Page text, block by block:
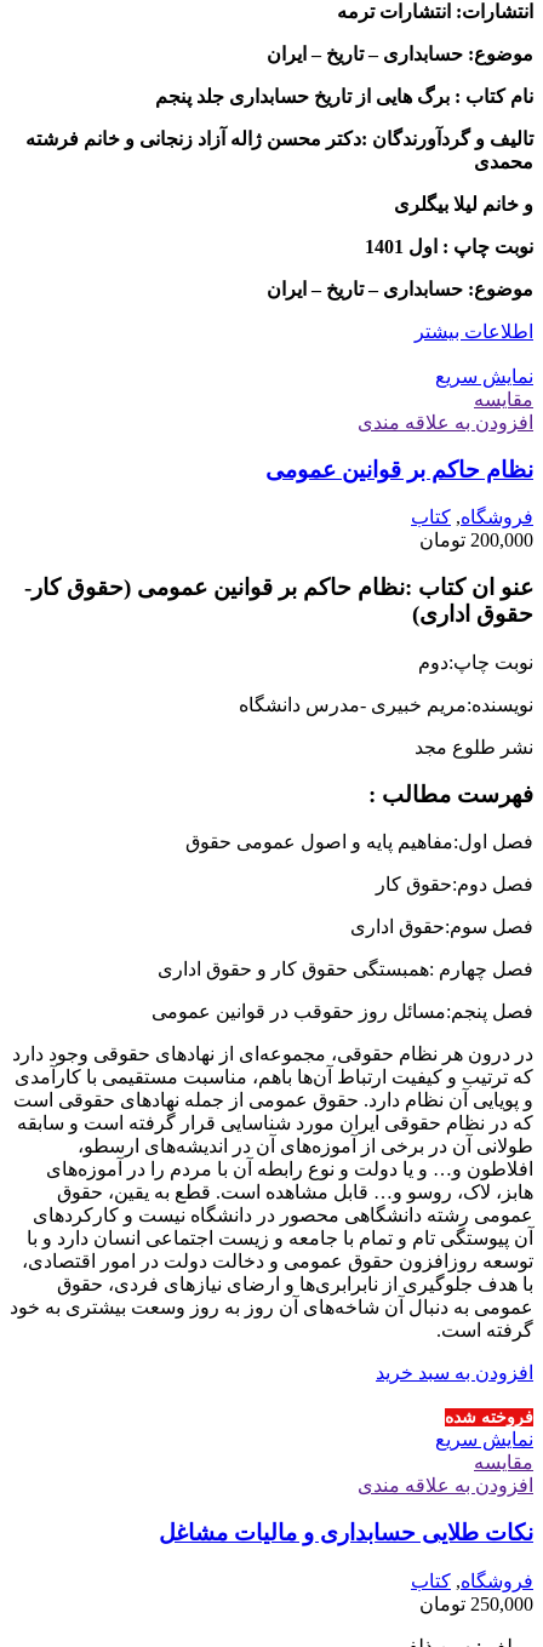
انتشارات: انتشارات ترمه
موضوع: حسابداری – تاریخ – ایران
نام کتاب : برگ هایی از تاریخ حسابداری جلد پنجم
تالیف و گردآورندگان :دکتر محسن ژاله آزاد زنجانی و خانم فرشته
محمدی
و خانم لیلا بیگلری
نوبت چاپ : اول 1401
موضوع: حسابداری – تاریخ – ایران
اطلاعات بیشتر
نمایش سریع
مقايسه
افزودن به علاقه مندی
نظام حاکم بر قوانین عمومی
فروشگاه, کتاب
200,000 تومان
عنو ان کتاب :نظام حاکم بر قوانین عمومی (حقوق کار-
حقوق اداری)
نوبت چاپ:دوم
نویسنده:مریم خبیری -مدرس دانشگاه
نشر طلوع مجد
فهرست مطالب :
فصل اول:مفاهیم پایه و اصول عمومی حقوق
فصل دوم:حقوق کار
فصل سوم:حقوق اداری
فصل چهارم :همبستگی حقوق کار و حقوق اداری
فصل پنجم:مسائل روز حقوقب در قوانین عمومی
در درون هر نظام حقوقی، مجموعه‌ای از نهادهای حقوقی وجود دارد
که ترتیب و کیفیت ارتباط آن‌ها باهم، مناسبت مستقیمی با کارآمدی
و پویایی آن نظام دارد. حقوق عمومی از جمله نهادهای حقوقی است
که در نظام حقوقی ایران مورد شناسایی قرار گرفته است و سابقه
طولانی آن در برخی از آموزه‌های آن در اندیشه‌های ارسطو،
افلاطون و… و یا دولت و نوع رابطه آن با مردم را در آموزه‌های
هابز، لاک، روسو و… قابل مشاهده است. قطع به یقین، حقوق
عمومی رشته دانشگاهی محصور در دانشگاه نیست و کارکردهای
آن پیوستگی تام و تمام با جامعه و زیست اجتماعی انسان دارد و با
توسعه روزافزون حقوق عمومی و دخالت دولت در امور اقتصادی،
با هدف جلوگیری از نابرابری‌ها و ارضای نیازهای فردی، حقوق
عمومی به دنبال آن شاخه‌های آن روز به روز وسعت بیشتری به خود
گرفته است.
افزودن به سبد خرید
فروخته شده
نمایش سریع
مقايسه
افزودن به علاقه مندی
نکات طلایی حسابداری و مالیات مشاغل
فروشگاه, کتاب
250,000 تومان